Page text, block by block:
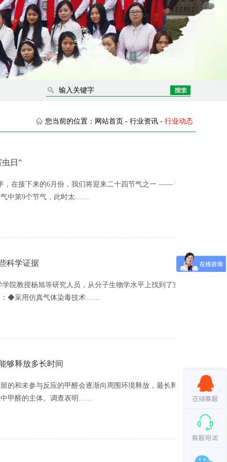
您当前的位置： 网站首页 -行业资讯 -行业动态
日”
，在接下来的6月份，我们将迎来二十四节气之一 —— 芒
气中第9个节气，此时太……
科学证据
院教授杨旭等研究人员，从分子生物学水平上找到了室
：◆采用仿真气体染毒技术……
够释放多长时间
的和未参与反应的甲醛会逐渐向周围环境释放，最长释放
中甲醛的主体。调查表明……